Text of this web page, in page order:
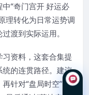
“奇门宫开 好运必
理转化为日常运势调
渡到实际运用。
资料，这套合集提
的连贯路径。建议
针对“盘局时空”“能